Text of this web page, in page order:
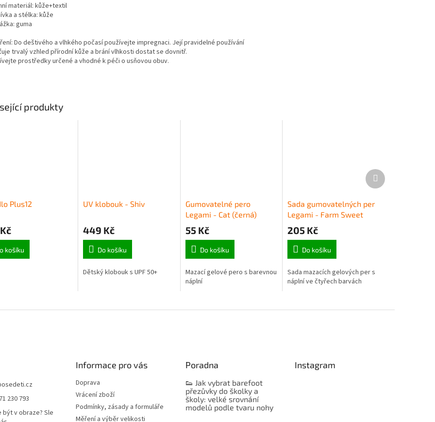
produkty
Plus12
košíku
UV klobouk - Shiv
449 Kč
Do košíku
Dětský klobouk s UPF 50+
Gumovatelné pero
Legami - Cat (černá)
55 Kč
Do košíku
Mazací gelové pero s barevnou
náplní
Sada gumovatelných per
Legami - Farm Sweet
Farm
205 Kč
Do košíku
Sada mazacích gelových per s
náplní ve čtyřech barvách
Další
produkt
materiál: kůže+textil
a stélka: kůže
guma
Do deštivého a vlhkého počasí používejte impregnaci. Její pravidelné používání
trvalý vzhled přírodní kůže a brání vlhkosti dostat se dovnitř.
prostředky určené a vhodné k péči o usňovou obuv.
230 793
být v obraze? Sle
Informace pro vás
Doprava
Vrácení zboží
Podmínky, zásady a formuláře
Měření a výběr velikosti
Poradna
👟 Jak vybrat barefoot
přezůvky do školky a
školy: velké srovnání
modelů podle tvaru nohy
Instagram